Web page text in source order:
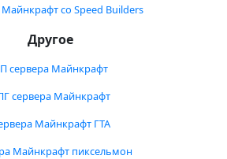
со Speed Builders
Другое
сервера Майнкрафт
сервера Майнкрафт
Майнкрафт ГТА
Майнкрафт пиксельмон